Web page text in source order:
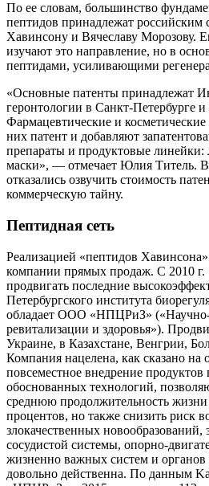
По ее словам, большинство
пептидов принадлежат
Хавинсону и Вячеславу Морозову.
изучают это направление, но в
пептидами, усиливающими
«Основные патенты принадлежат
геронтологии в Санкт-Петербурге
Фармацевтические и
них патент и добавляют
препараты и продуктовые линейки:
маски», — отмечает Юлия Титель.
отказались озвучить стоимость
коммерческую тайну.
Пептидная сеть
Реализацией «пептидов
компании прямых продаж. С 2010
продвигать последние
Петербургского института
обладает ООО «НПЦРиЗ» («Научно-
ревитализации и здоровья»).
Украине, в Казахстане, Венгрии,
Компания нацелена, как сказано на
повсеместное внедрение
обоснованных технологий,
среднюю продолжительность жизни
процентов, но также снизить риск
злокачественных новообразований,
сосудистой системы, опорно-
жизненно важных систем и органов
довольно действенна. По данным